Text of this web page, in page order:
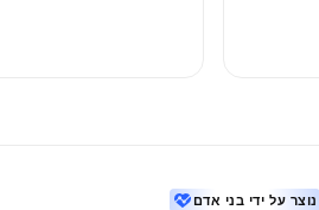
נוצר על ידי בני אדם